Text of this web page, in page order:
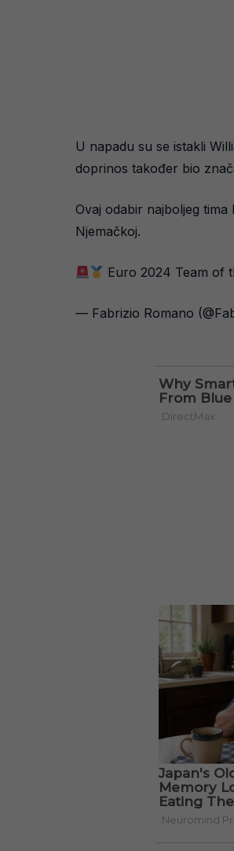
U napadu su se istakli
doprinos također bio
Ovaj odabir najboljeg
Njemačkoj.
Euro 2024 Team of
— Fabrizio Romano